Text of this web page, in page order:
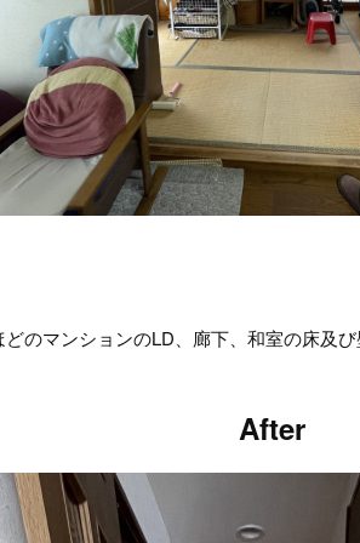
どのマンションのLD、廊下、和室の床及
After